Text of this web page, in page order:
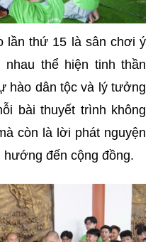
lần thứ 15 là sân chơi ý
thể hiện tinh thần
hào dân tộc và lý tưởng
bài thuyết trình không
còn là lời phát nguyện
đến cộng đồng.